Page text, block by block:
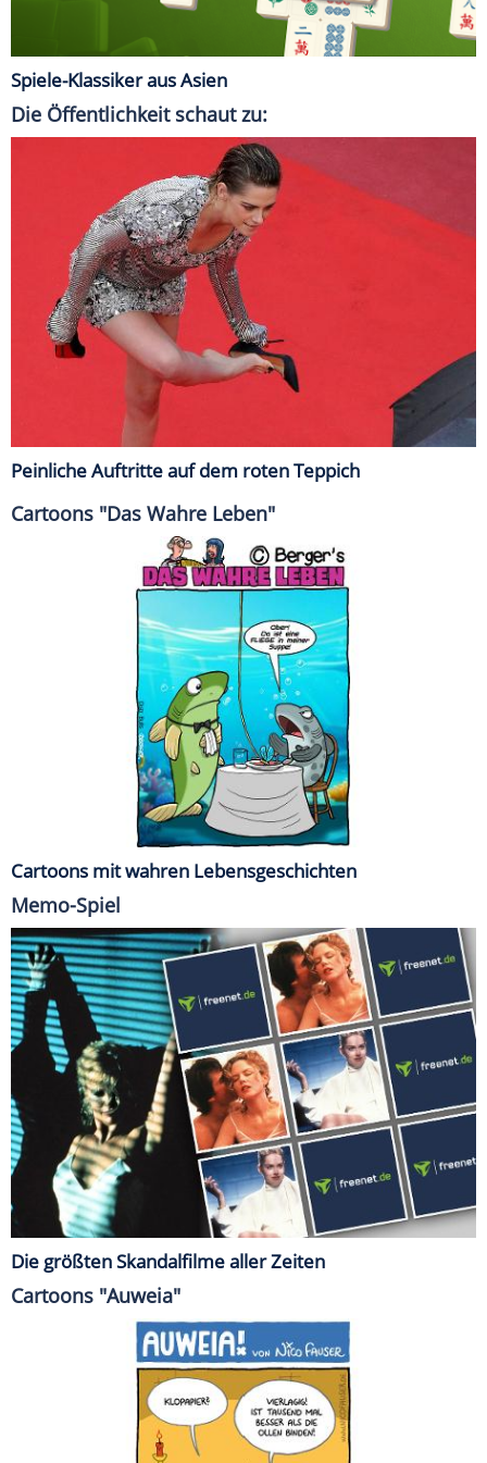
Spiele-Klassiker aus Asien
Die Öffentlichkeit schaut zu:
Peinliche Auftritte auf dem roten Teppich
Cartoons "Das Wahre Leben"
Cartoons mit wahren Lebensgeschichten
Memo-Spiel
Die größten Skandalfilme aller Zeiten
Cartoons "Auweia"